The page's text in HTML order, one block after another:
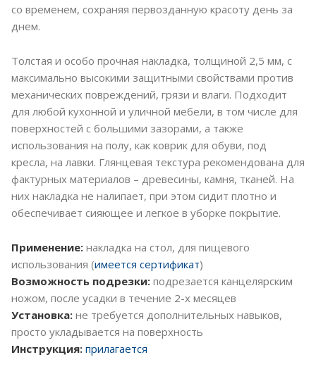
со временем, сохраняя первозданную красоту день за
днем.
Толстая и особо прочная накладка, толщиной 2,5 мм, с
максимально высокими защитными свойствами против
механических повреждений, грязи и влаги. Подходит
для любой кухонной и уличной мебели, в том числе для
поверхностей с большими зазорами, а также
использования на полу, как коврик для обуви, под
кресла, на лавки. Глянцевая текстура рекомендована для
фактурных материалов – древесины, камня, тканей. На
них накладка не налипает, при этом сидит плотно и
обеспечивает сияющее и легкое в уборке покрытие.
Применение: накладка на стол, для пищевого
использования (имеется сертификат)
Возможность подрезки: подрезается канцелярским
ножом, после усадки в течение 2-х месяцев
Установка: не требуется дополнительных навыков,
просто укладывается на поверхность
Инструкция: прилагается